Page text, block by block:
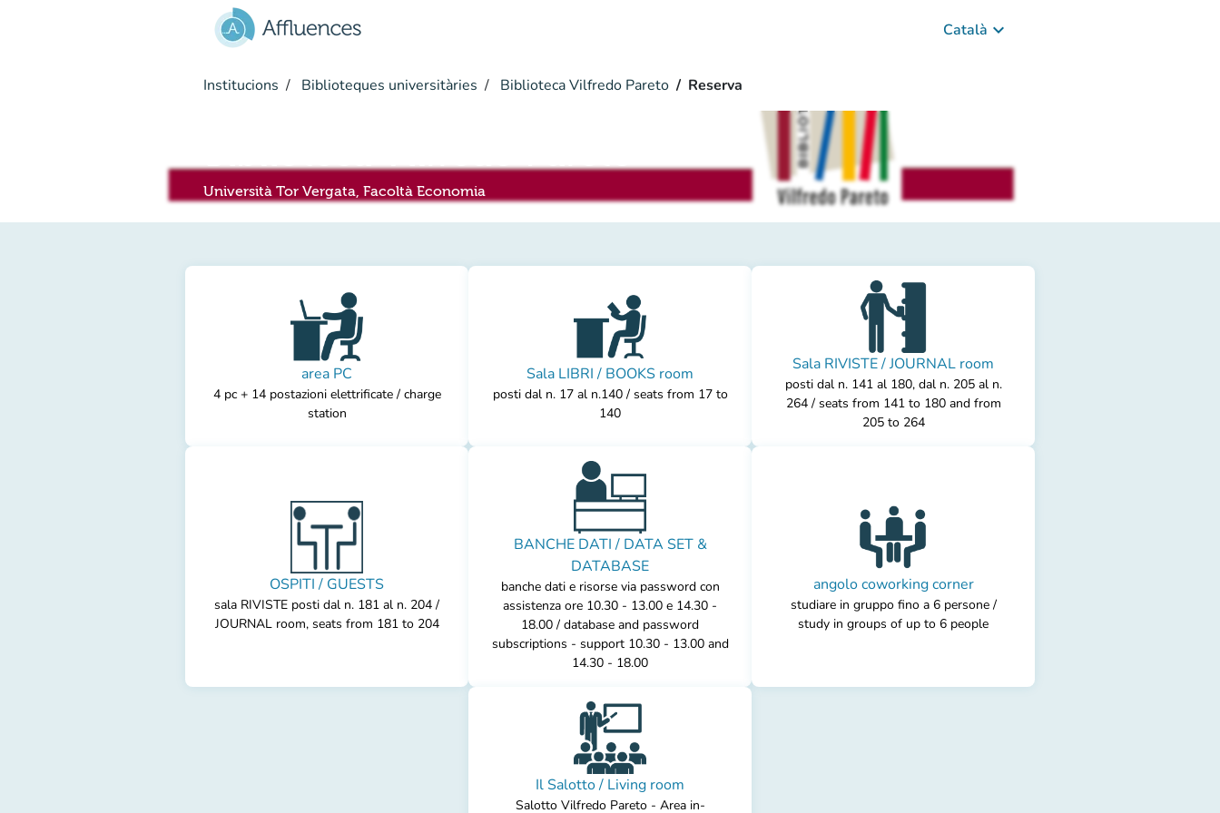
Català keyboard_arrow_down
Institucions Biblioteques universitàries Biblioteca Vilfredo Pareto Reserva
Università Tor Vergata, Facoltà Economia
area PC
4 pc + 14 postazioni elettrificate / charge
station
Sala LIBRI / BOOKS room
posti dal n. 17 al n.140 / seats from 17 to
140
Sala RIVISTE / JOURNAL room
posti dal n. 141 al 180, dal n. 205 al n.
264 / seats from 141 to 180 and from
205 to 264
OSPITI / GUESTS
sala RIVISTE posti dal n. 181 al n. 204 /
JOURNAL room, seats from 181 to 204
BANCHE DATI / DATA SET &
DATABASE
banche dati e risorse via password con
assistenza ore 10.30 - 13.00 e 14.30 -
18.00 / database and password
subscriptions - support 10.30 - 13.00 and
14.30 - 18.00
angolo coworking corner
studiare in gruppo fino a 6 persone /
study in groups of up to 6 people
Il Salotto / Living room
Salotto Vilfredo Pareto - Area in-